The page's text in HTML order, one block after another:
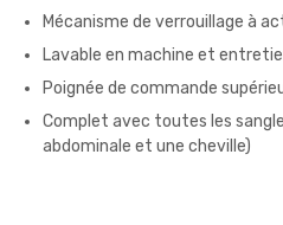
Mécanisme de verrouillage à
Lavable en machine et
Poignée de commande
Complet avec toutes les
abdominale et une cheville)